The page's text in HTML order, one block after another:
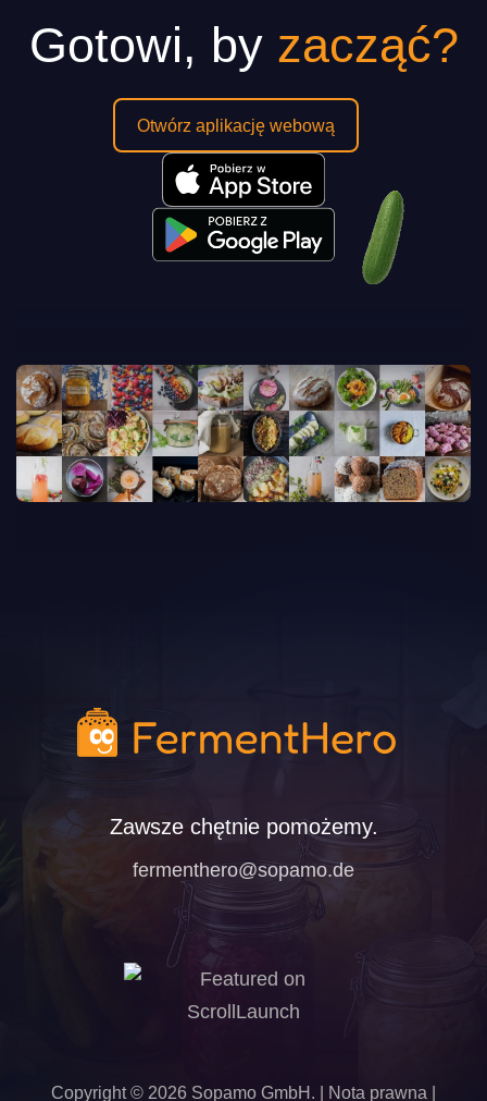
Gotowi, by zacząć?
Otwórz aplikację webową
Zawsze chętnie pomożemy.
fermenthero@sopamo.de
Copyright © 2026 Sopamo GmbH . | Nota prawna